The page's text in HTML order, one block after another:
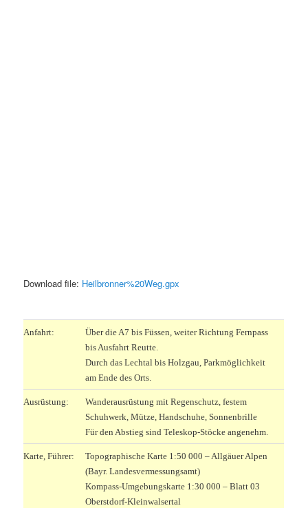
Download file: Heilbronner%20Weg.gpx
Anfahrt:
Über die A7 bis Füssen, weiter Richtung Fernpass
bis Ausfahrt Reutte.
Durch das Lechtal bis Holzgau, Parkmöglichkeit
am Ende des Orts.
Ausrüstung:
Wanderausrüstung mit Regenschutz, festem
Schuhwerk, Mütze, Handschuhe, Sonnenbrille
Für den Abstieg sind Teleskop-Stöcke angenehm.
Karte, Führer:
Topographische Karte 1:50 000 – Allgäuer Alpen
(Bayr. Landesvermessungsamt)
Kompass-Umgebungskarte 1:30 000 – Blatt 03
Oberstdorf-Kleinwalsertal